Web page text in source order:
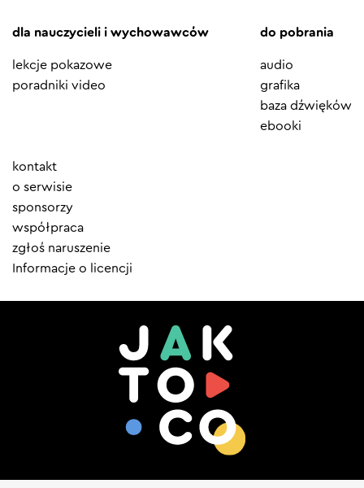
dla nauczycieli i wychowawców
lekcje pokazowe
poradniki video
do pobrania
audio
grafika
baza dźwięków
ebooki
Element
menu
kontakt
o serwisie
sponsorzy
współpraca
zgłoś naruszenie
Informacje o licencji